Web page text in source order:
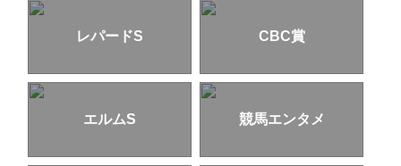
レパードS CBC賞
エルムS 競馬エンタメ